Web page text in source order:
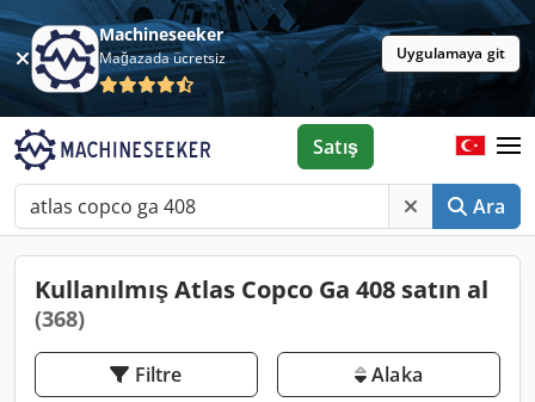
Machineseeker
Mağazada ücretsiz Uygulamaya git
Ara
Satış
Kullanılmış Atlas Copco Ga 408 satın al
(368)
Filtre Alaka